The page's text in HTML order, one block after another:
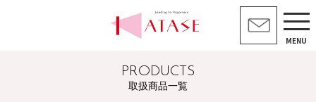
MENU
PRODUCTS
取扱商品一覧